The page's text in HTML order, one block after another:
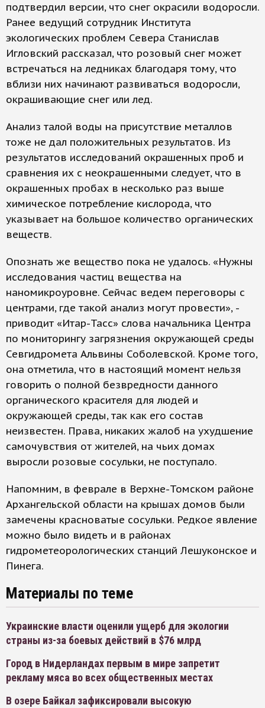
подтвердил версии, что снег окрасили водоросли.
Ранее ведущий сотрудник Института
экологических проблем Севера Станислав
Игловский рассказал, что розовый снег может
встречаться на ледниках благодаря тому, что
вблизи них начинают развиваться водоросли,
окрашивающие снег или лед.
Анализ талой воды на присутствие металлов
тоже не дал положительных результатов. Из
результатов исследований окрашенных проб и
сравнения их с неокрашенными следует, что в
окрашенных пробах в несколько раз выше
химическое потребление кислорода, что
указывает на большое количество органических
веществ.
Опознать же вещество пока не удалось. «Нужны
исследования частиц вещества на
наномикроуровне. Сейчас ведем переговоры с
центрами, где такой анализ могут провести», -
приводит «Итар-Тасс» слова начальника Центра
по мониторингу загрязнения окружающей среды
Севгидромета Альвины Соболевской. Кроме того,
она отметила, что в настоящий момент нельзя
говорить о полной безвредности данного
органического красителя для людей и
окружающей среды, так как его состав
неизвестен. Права, никаких жалоб на ухудшение
самочувствия от жителей, на чьих домах
выросли розовые сосульки, не поступало.
Напомним, в феврале в Верхне-Томском районе
Архангельской области на крышах домов были
замечены красноватые сосульки. Редкое явление
можно было видеть и в районах
гидрометеорологических станций Лешуконское и
Пинега.
Материалы по теме
Украинские власти оценили ущерб для экологии
страны из-за боевых действий в $76 млрд
Город в Нидерландах первым в мире запретит
рекламу мяса во всех общественных местах
В озере Байкал зафиксировали высокую